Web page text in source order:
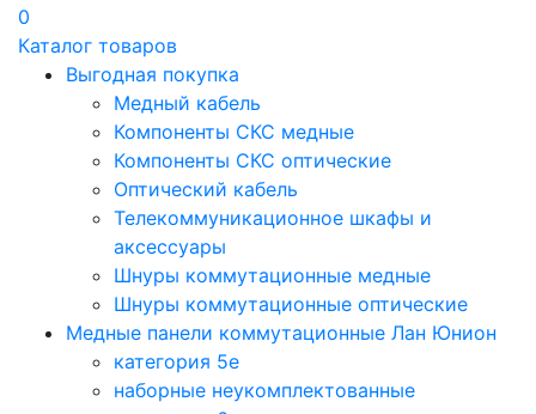
0
Каталог товаров
Выгодная покупка
Медный кабель
Компоненты СКС медные
Компоненты СКС оптические
Оптический кабель
Телекоммуникационное шкафы и
аксессуары
Шнуры коммутационные медные
Шнуры коммутационные оптические
Медные панели коммутационные Лан Юнион
категория 5e
наборные неукомплектованные